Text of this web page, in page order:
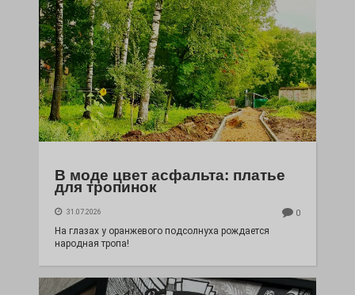
В моде цвет асфальта: платье
для тропинок
31.07.2026 0
На глазах у оранжевого подсолнуха рождается
народная тропа!